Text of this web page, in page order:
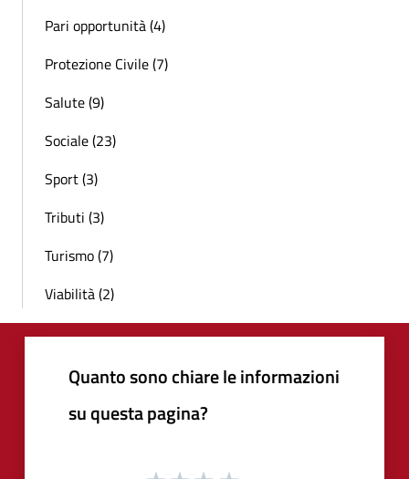
Pari opportunità (4)
Protezione Civile (7)
Salute (9)
Sociale (23)
Sport (3)
Tributi (3)
Turismo (7)
Viabilità (2)
Quanto sono chiare le informazioni
su questa pagina?